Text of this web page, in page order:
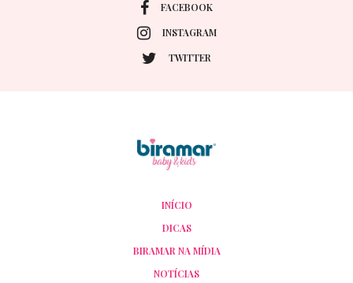
FACEBOOK
INSTAGRAM
TWITTER
INÍCIO
DICAS
BIRAMAR NA MÍDIA
NOTÍCIAS